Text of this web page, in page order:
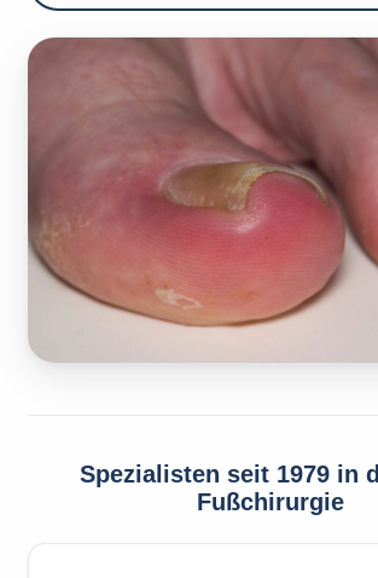
Spezialisten seit 1979 in
Fußchirurgie